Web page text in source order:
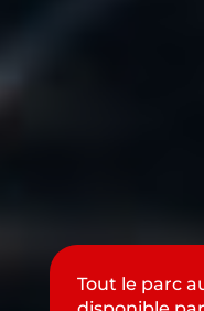
Tout le parc